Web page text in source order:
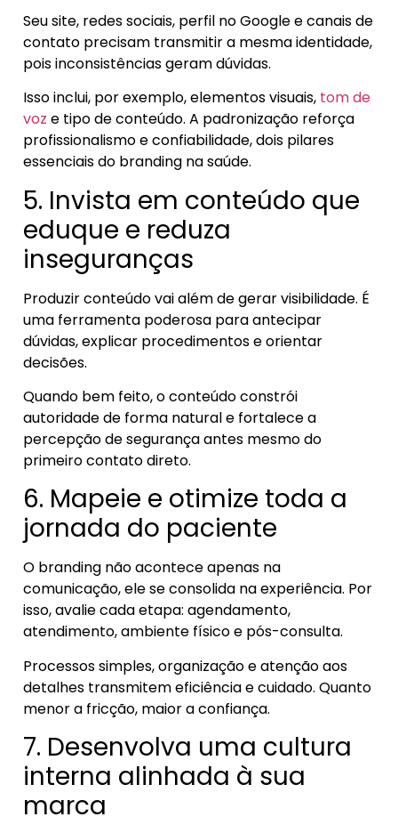
Seu site, redes sociais, perfil no Google e canais de
contato precisam transmitir a mesma identidade,
pois inconsistências geram dúvidas.
Isso inclui, por exemplo, elementos visuais, tom de
voz e tipo de conteúdo. A padronização reforça
profissionalismo e confiabilidade, dois pilares
essenciais do branding na saúde.
5. Invista em conteúdo que
eduque e reduza
inseguranças
Produzir conteúdo vai além de gerar visibilidade. É
uma ferramenta poderosa para antecipar
dúvidas, explicar procedimentos e orientar
decisões.
Quando bem feito, o conteúdo constrói
autoridade de forma natural e fortalece a
percepção de segurança antes mesmo do
primeiro contato direto.
6. Mapeie e otimize toda a
jornada do paciente
O branding não acontece apenas na
comunicação, ele se consolida na experiência. Por
isso, avalie cada etapa: agendamento,
atendimento, ambiente físico e pós-consulta.
Processos simples, organização e atenção aos
detalhes transmitem eficiência e cuidado. Quanto
menor a fricção, maior a confiança.
7. Desenvolva uma cultura
interna alinhada à sua
marca